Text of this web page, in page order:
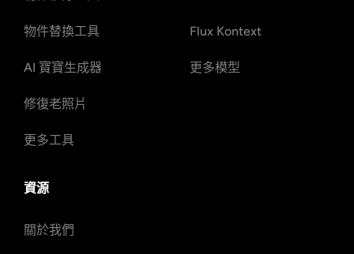
物件替換工具
AI 寶寶生成器
修復老照片
更多工具
Flux Kontext
更多模型
資源
關於我們